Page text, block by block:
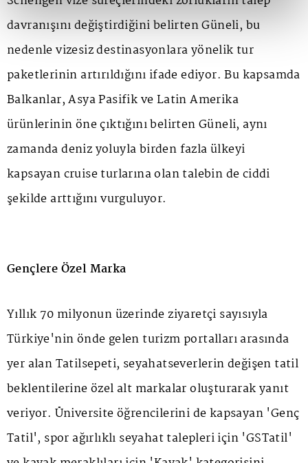
davranışını değiştirdiğini belirten Güneli, bu
nedenle vizesiz destinasyonlara yönelik tur
paketlerinin artırıldığını ifade ediyor. Bu kapsamda
Balkanlar, Asya Pasifik ve Latin Amerika
ürünlerinin öne çıktığını belirten Güneli, aynı
zamanda deniz yoluyla birden fazla ülkeyi
kapsayan cruise turlarına olan talebin de ciddi
şekilde arttığını vurguluyor.
Gençlere Özel Marka
Yıllık 70 milyonun üzerinde ziyaretçi sayısıyla
Türkiye'nin önde gelen turizm portalları arasında
yer alan Tatilsepeti, seyahatseverlerin değişen tatil
beklentilerine özel alt markalar oluşturarak yanıt
veriyor. Üniversite öğrencilerini de kapsayan 'Genç
Tatil', spor ağırlıklı seyahat talepleri için 'GSTatil'